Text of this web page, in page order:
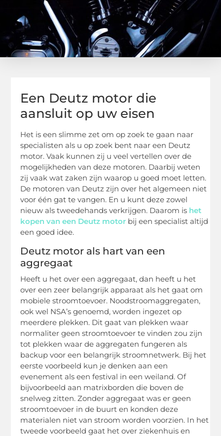
Een Deutz motor die
aansluit op uw eisen
Het is een slimme zet om op zoek te gaan naar
specialisten als u op zoek bent naar een Deutz
motor. Vaak kunnen zij u veel vertellen over de
mogelijkheden van deze motoren. Daarbij weten
zij vaak wat zaken zijn waarop u goed moet letten.
De motoren van Deutz zijn over het algemeen niet
voor één gat te vangen. En u kunt deze zowel
nieuw als tweedehands verkrijgen. Daarom is het
kopen van een Deutz motor bij een specialist altijd
een goed idee.
Deutz motor als hart van een
aggregaat
Heeft u het over een aggregaat, dan heeft u het
over een zeer belangrijk apparaat als het gaat om
mobiele stroomtoevoer. Noodstroomaggregaten,
ook wel NSA’s genoemd, worden ingezet op
meerdere plekken. Dit gaat van plekken waar
normaliter geen stroomtoevoer te vinden zou zijn
tot plekken waar de aggregaten fungeren als
backup voor een belangrijk stroomnetwerk. Bij het
eerste voorbeeld kun je denken aan een
evenement als een festival in een weiland. Of
bijvoorbeeld aan matrixborden die boven de
snelweg zitten. Zonder aggregaat was er geen
stroomtoevoer in de buurt en konden deze
materialen niet van stroom worden voorzien. In het
tweede voorbeeld gaat het over ziekenhuis en